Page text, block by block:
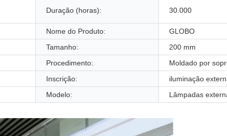
Duração (horas): 30.000
Nome do Produto:
GLOBO
Tamanho:
200 mm
Procedimento:
Moldado por
Inscrição:
iluminação
Modelo: Lâmpadas